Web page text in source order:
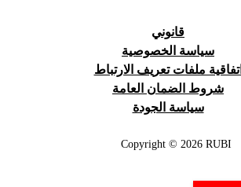
قانوني
سياسة الخصوصية
اتفاقية ملفات تعريف الارتباط
شروط الضمان العامة
سياسة الجودة
Copyright © 2026 RUBI